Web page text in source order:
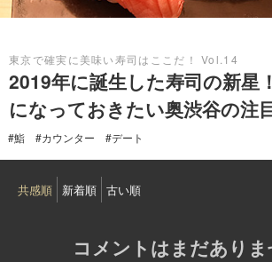
東京で確実に美味い寿司はここだ！ Vol.14
2019年に誕生した寿司の新星
になっておきたい奥渋谷の注
#鮨 #カウンター #デート
共感順 新着順 古い順
コメントはまだありま